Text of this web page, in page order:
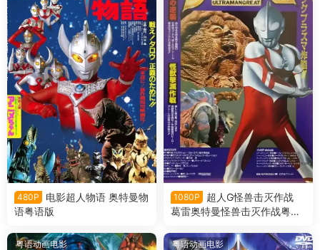
480P
电影超人物语 奥特曼物
语粤语版
1080P
超人G怪兽击灭作战
葛雷奥特曼怪兽击灭作战粤语
粤语动画电影 粤语动画电影